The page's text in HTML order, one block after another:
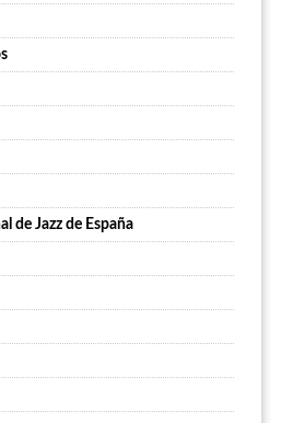
de Jazz de España